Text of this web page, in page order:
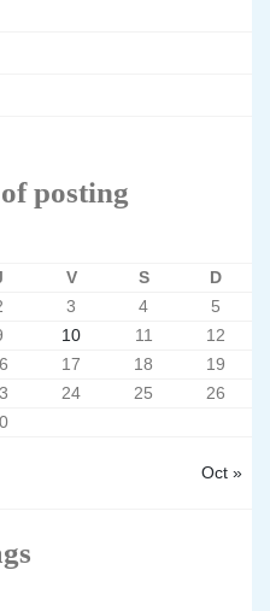
posting
V S D
Oct »
3 4
5
10 11
12
17 18
19
24 25
26